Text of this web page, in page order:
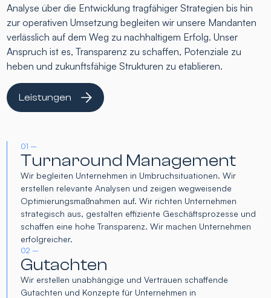
Analyse über die Entwicklung tragfähiger Strategien bis hin
zur operativen Umsetzung begleiten wir unsere Mandanten
verlässlich auf dem Weg zu nachhaltigem Erfolg. Unser
Anspruch ist es, Transparenz zu schaffen, Potenziale zu
heben und zukunftsfähige Strukturen zu etablieren.
Leistungen
01 –
Turnaround Management
Wir begleiten Unternehmen in Umbruchsituationen. Wir
erstellen relevante Analysen und zeigen wegweisende
Optimierungsmaßnahmen auf. Wir richten Unternehmen
strategisch aus, gestalten effiziente Geschäftsprozesse und
schaffen eine hohe Transparenz. Wir machen Unternehmen
erfolgreicher.
02 –
Gutachten
Wir erstellen unabhängige und Vertrauen schaffende
Gutachten und Konzepte für Unternehmen in